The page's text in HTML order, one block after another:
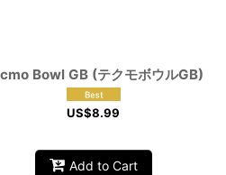
Bowl GB (テクモボウルGB)
US$8.99
Add to Cart